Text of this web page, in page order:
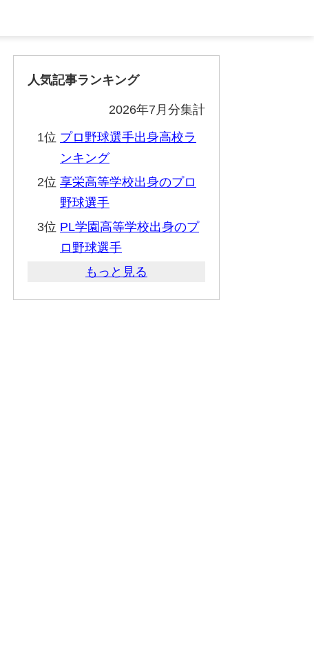
人気記事ランキング
2026年7月分集計
1位 プロ野球選手出身高校ラ
ンキング
2位 享栄高等学校出身のプロ
野球選手
3位 PL学園高等学校出身のプ
ロ野球選手
もっと見る